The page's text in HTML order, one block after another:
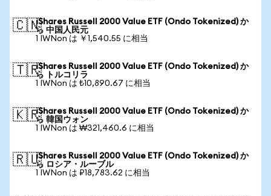
🇨🇳iShares Russell 2000 Value ETF (Ondo Tokenized) か
ら 中国人民元
1 IWNon は ￥1,540.55 に相当
🇹🇷iShares Russell 2000 Value ETF (Ondo Tokenized) か
ら トルコリラ
1 IWNon は ₺10,890.67 に相当
🇰🇷iShares Russell 2000 Value ETF (Ondo Tokenized) か
ら 韓国ウォン
1 IWNon は ₩321,460.6 に相当
🇷🇺iShares Russell 2000 Value ETF (Ondo Tokenized) か
ら ロシア・ルーブル
1 IWNon は ₽18,783.62 に相当